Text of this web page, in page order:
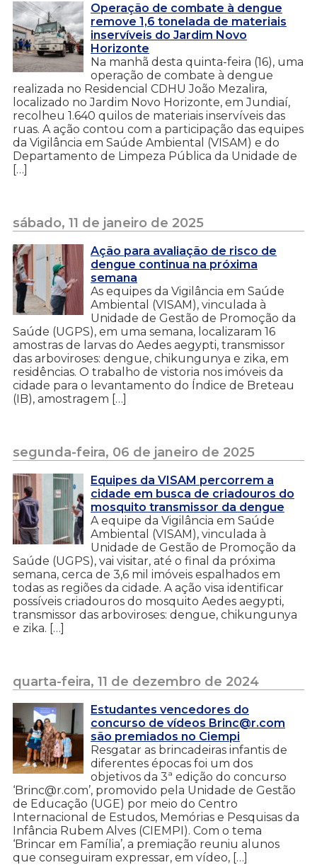
Operação de combate à dengue
remove 1,6 tonelada de materiais
inservíveis do Jardim Novo
Horizonte
Na manhã desta quinta-feira (16), uma
operação de combate à dengue
realizada no Residencial CDHU João Mezalira,
localizado no Jardim Novo Horizonte, em Jundiaí,
recolheu 1.640 quilos de materiais inservíveis das
ruas. A ação contou com a participação das equipes
da Vigilância em Saúde Ambiental (VISAM) e do
Departamento de Limpeza Pública da Unidade de
[…]
sábado, 11 de janeiro de 2025
Ação para avaliação de risco de
dengue continua na próxima
semana
As equipes da Vigilância em Saúde
Ambiental (VISAM), vinculada à
Unidade de Gestão de Promoção da
Saúde (UGPS), em uma semana, localizaram 16
amostras de larvas do Aedes aegypti, transmissor
das arboviroses: dengue, chikungunya e zika, em
residências. O trabalho de vistoria nos imóveis da
cidade para o levantamento do Índice de Breteau
(IB), amostragem […]
segunda-feira, 06 de janeiro de 2025
Equipes da VISAM percorrem a
cidade em busca de criadouros do
mosquito transmissor da dengue
A equipe da Vigilância em Saúde
Ambiental (VISAM), vinculada à
Unidade de Gestão de Promoção da
Saúde (UGPS), vai visitar, até o final da próxima
semana, cerca de 3,6 mil imóveis espalhados em
todas as regiões da cidade. A ação visa identificar
possíveis criadouros do mosquito Aedes aegypti,
transmissor das arboviroses: dengue, chikungunya
e zika. […]
quarta-feira, 11 de dezembro de 2024
Estudantes vencedores do
concurso de vídeos Brinc@r.com
são premiados no Ciempi
Resgatar as brincadeiras infantis de
diferentes épocas foi um dos
objetivos da 3ª edição do concurso
‘Brinc@r.com’, promovido pela Unidade de Gestão
de Educação (UGE) por meio do Centro
Internacional de Estudos, Memórias e Pesquisas da
Infância Rubem Alves (CIEMPI). Com o tema
‘Brincar em Família’, a premiação reuniu alunos
que conseguiram expressar, em vídeo, […]